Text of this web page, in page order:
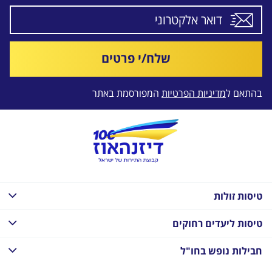
שלח/י פרטים
בהתאם למדיניות הפרטיות המפורסמת באתר
טיסות זולות
טיסות ליעדים רחוקים
חבילות נופש בחו"ל